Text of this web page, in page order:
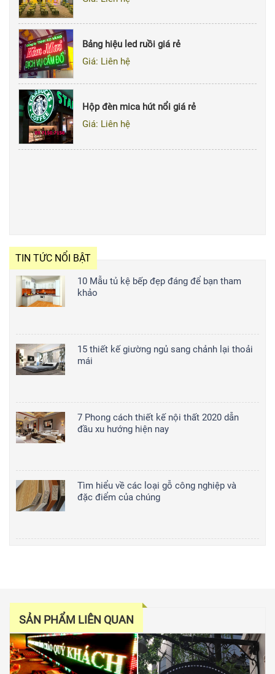
Bảng hiệu led ruồi giá rẻ
Giá: Liên hệ
Hộp đèn mica hút nổi giá rẻ
Giá: Liên hệ
TIN TỨC NỔI BẬT
10 Mẫu tủ kệ bếp đẹp đáng để bạn tham
khảo
15 thiết kế giường ngủ sang chảnh lại thoải
mái
7 Phong cách thiết kế nội thất 2020 dẫn
đầu xu hướng hiện nay
Tìm hiểu về các loại gỗ công nghiệp và
đặc điểm của chúng
SẢN PHẨM LIÊN QUAN